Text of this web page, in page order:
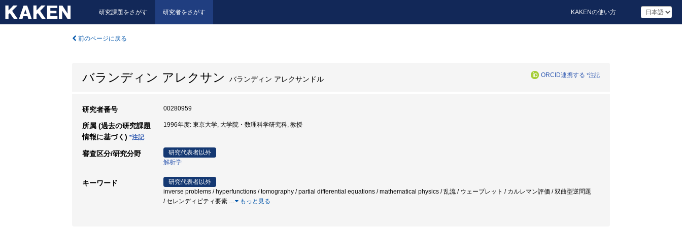
研究課題をさがす 研究者をさがす KAKENの使い方
前のページに戻る
バランディン アレクサン バランディン アレクサンドル ORCID連携する *注記
研究者番号 00280959
所属 (過去の研究課題
情報に基づく) *注記
1996年度: 東京大学, 大学院・数理科学研究科, 教授
審査区分/研究分野
研究代表者以外
解析学
キーワード
研究代表者以外
inverse problems / hyperfunctions / tomography / partial differential equations / mathematical physics / 乱流 / ウェーブレット / カルレマン評価 / 双曲型逆問題
/ セレンディピティ要素 … もっと見る